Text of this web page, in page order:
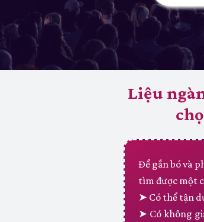
Để gắn bó và
tìm được một
➤ Có thể tận
➤ Có không
Liệu